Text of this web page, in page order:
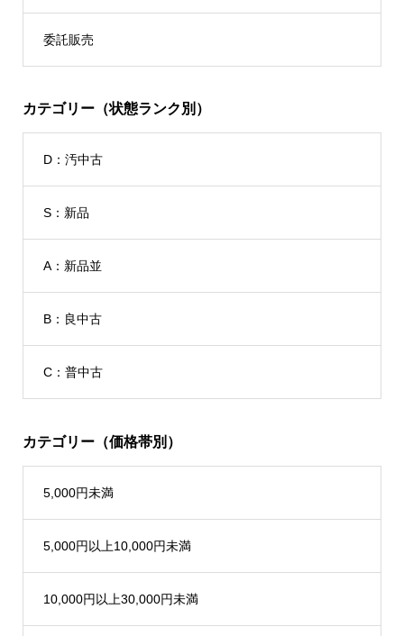
委託販売
カテゴリー（状態ランク別）
D：汚中古
S：新品
A：新品並
B：良中古
C：普中古
カテゴリー（価格帯別）
5,000円未満
5,000円以上10,000円未満
10,000円以上30,000円未満